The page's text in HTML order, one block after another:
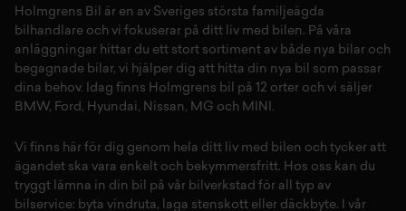
Holmgrens Bil är en av Sveriges största familjeägda
bilhandlare och vi fokuserar på ditt liv med bilen. På våra
anläggningar hittar du ett stort sortiment av både nya bilar och
begagnade bilar, vi hjälper dig att hitta din nya bil som passar
dina behov. Idag finns Holmgrens bil på 12 orter och vi säljer
BMW, Ford , Hyundai, Nissan , MG och MINI .
Vi finns här för dig genom hela ditt liv med bilen och tycker att
ägandet ska vara enkelt och bekymmersfritt. Hos oss kan du
tryggt lämna in din bil på vår bilverkstad för all typ av
bilservice: byta vindruta, laga stenskott eller däckbyte. I vår